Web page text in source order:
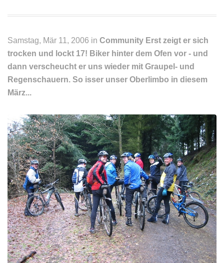
Samstag, Mär 11, 2006 in Community Erst zeigt er sich
trocken und lockt 17! Biker hinter dem Ofen vor - und
dann verscheucht er uns wieder mit Graupel- und
Regenschauern. So isser unser Oberlimbo in diesem
März...